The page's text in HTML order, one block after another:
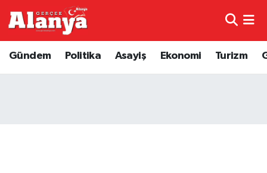
Gündem Politika Asayiş Ekonomi Turizm
Genel
Trafik Durumu